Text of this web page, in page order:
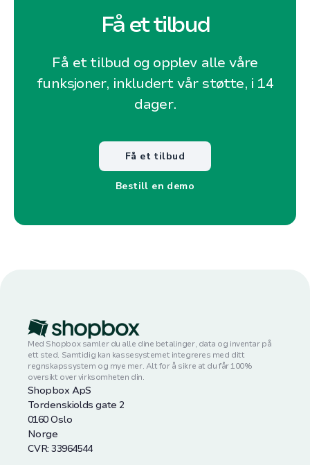
Få et tilbud
Få et tilbud og opplev alle våre
funksjoner, inkludert vår støtte, i 14
dager.
Få et tilbud
Bestill en demo
Med Shopbox samler du alle dine betalinger, data og inventar på
ett sted. Samtidig kan kassesystemet integreres med ditt
regnskapssystem og mye mer. Alt for å sikre at du får 100%
oversikt over virksomheten din.
Shopbox ApS
Tordenskiolds gate 2
0160 Oslo
Norge
CVR: 33964544